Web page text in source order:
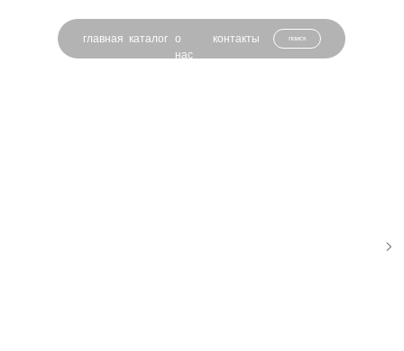
поиск
главная каталог о
нас
контакты